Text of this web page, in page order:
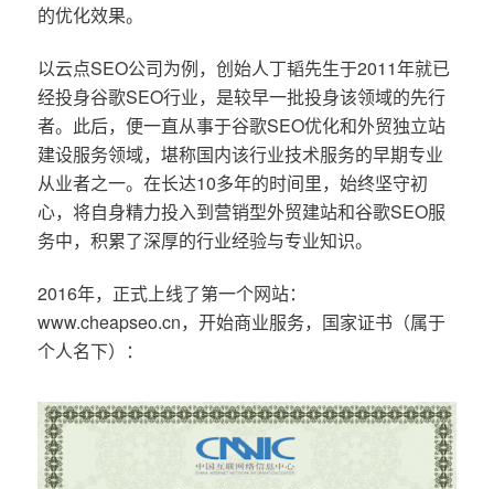
的优化效果。
以云点SEO公司为例，创始人丁韬先生于2011年就已
经投身谷歌SEO行业，是较早一批投身该领域的先行
者。此后，便一直从事于谷歌SEO优化和外贸独立站
建设服务领域，堪称国内该行业技术服务的早期专业
从业者之一。在长达10多年的时间里，始终坚守初
心，将自身精力投入到营销型外贸建站和谷歌SEO服
务中，积累了深厚的行业经验与专业知识。
2016年，正式上线了第一个网站：
www.cheapseo.cn，开始商业服务，国家证书（属于
个人名下）：